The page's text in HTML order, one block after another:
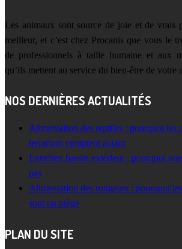
Les animaux sont source de joie et de vrais
meilleur, et c’est chez Procanis que vous le
de professionnels à taille humaine et aux
qu’ils mettent au service du bien-être de votre
NOS DERNIÈRES ACTUALITÉS
Alimentation des reptiles : pourquoi les
terrarium comptent autant
Entretien bassin extérieur : pourquoi
pas
Alimentation des rongeurs : pourquoi
sont un piège
PLAN DU SITE